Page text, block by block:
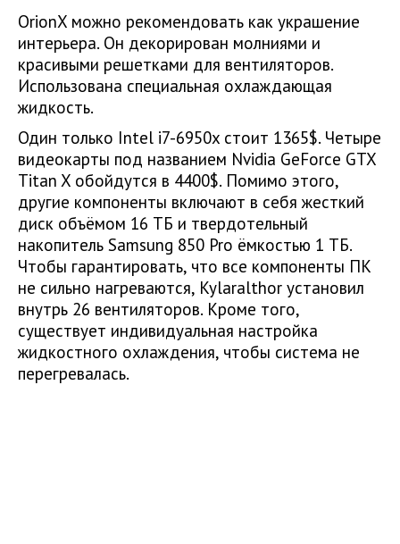
OrionX можно рекомендовать как украшение
интерьера. Он декорирован молниями и
красивыми решетками для вентиляторов.
Использована специальная охлаждающая
жидкость.
Один только Intel i7-6950x стоит 1365$. Четыре
видеокарты под названием Nvidia GeForce GTX
Titan X обойдутся в 4400$. Помимо этого,
другие компоненты включают в себя жесткий
диск объёмом 16 ТБ и твердотельный
накопитель Samsung 850 Pro ёмкостью 1 ТБ.
Чтобы гарантировать, что все компоненты ПК
не сильно нагреваются, Kylaralthor установил
внутрь 26 вентиляторов. Кроме того,
существует индивидуальная настройка
жидкостного охлаждения, чтобы система не
перегревалась.